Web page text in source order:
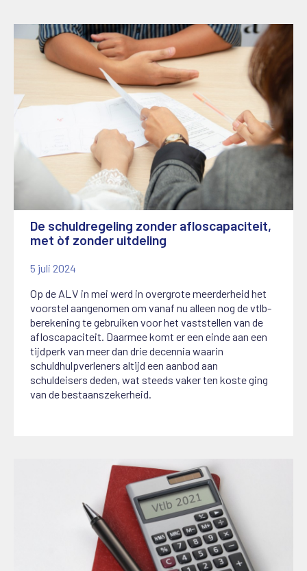
De schuldregeling zonder afloscapaciteit,
met òf zonder uitdeling
5 juli 2024
Op de ALV in mei werd in overgrote meerderheid het
voorstel aangenomen om vanaf nu alleen nog de vtlb-
berekening te gebruiken voor het vaststellen van de
afloscapaciteit. Daarmee komt er een einde aan een
tijdperk van meer dan drie decennia waarin
schuldhulpverleners altijd een aanbod aan
schuldeisers deden, wat steeds vaker ten koste ging
van de bestaanszekerheid.